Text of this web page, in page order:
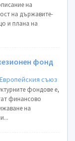
на
на държавите-
и плана на
фонд
съюз
фондове е,
финансово
на